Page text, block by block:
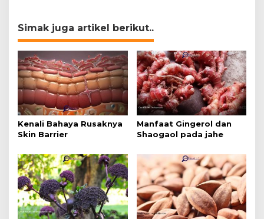
Simak juga artikel berikut..
Kenali Bahaya Rusaknya
Skin Barrier
Manfaat Gingerol dan
Shaogaol pada jahe